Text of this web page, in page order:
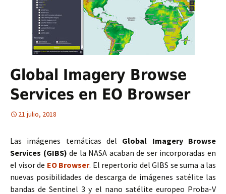
Global Imagery Browse
Services en EO Browser
21 julio, 2018
Las imágenes temáticas del Global Imagery Browse
Services (GIBS)de la NASA acaban de ser incorporadas en
el visor de EO Browser. El repertorio del GIBS se suma a las
nuevas posibilidades de descarga de imágenes satélite las
bandas de Sentinel 3 y el nano satélite europeo Proba-V